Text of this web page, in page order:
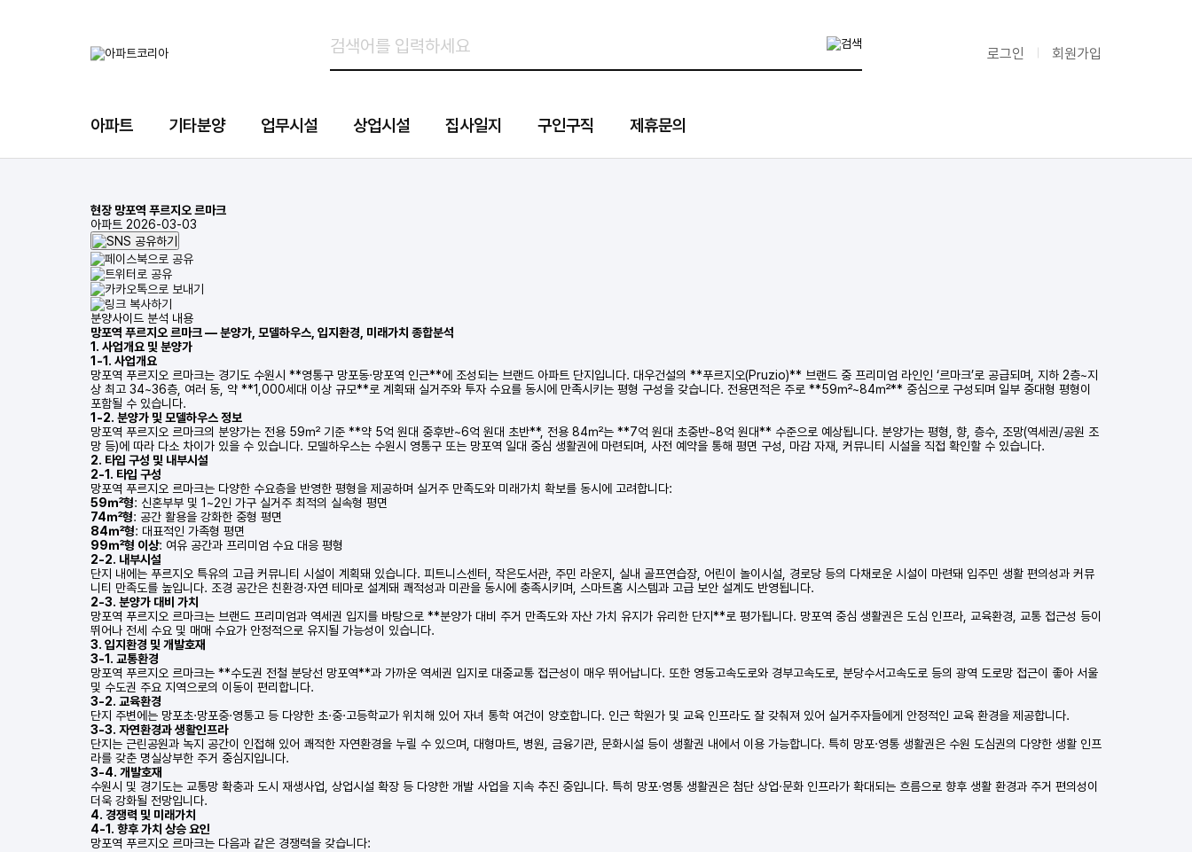
로그인 회원가입
아파트 기타분양 업무시설 상업시설 집사일지 구인구직 제휴문의
현장 망포역 푸르지오 르마크
아파트 2026-03-03
분양사이드 분석 내용
망포역 푸르지오 르마크 — 분양가, 모델하우스, 입지환경, 미래가치 종합분석
1. 사업개요 및 분양가
1-1. 사업개요
망포역 푸르지오 르마크는 경기도 수원시 **영통구 망포동·망포역 인근**에 조성되는 브랜드 아파트 단지입니다. 대우건설의 **푸르지오(Pruzio)** 브랜드 중 프리미엄 라인인 ‘르마크’로 공급되며, 지하 2층~지
상 최고 34~36층, 여러 동, 약 **1,000세대 이상 규모**로 계획돼 실거주와 투자 수요를 동시에 만족시키는 평형 구성을 갖습니다. 전용면적은 주로 **59㎡~84㎡** 중심으로 구성되며 일부 중대형 평형이
포함될 수 있습니다.
1-2. 분양가 및 모델하우스 정보
망포역 푸르지오 르마크의 분양가는 전용 59㎡ 기준 **약 5억 원대 중후반~6억 원대 초반**, 전용 84㎡는 **7억 원대 초중반~8억 원대** 수준으로 예상됩니다. 분양가는 평형, 향, 층수, 조망(역세권/공원 조
망 등)에 따라 다소 차이가 있을 수 있습니다. 모델하우스는 수원시 영통구 또는 망포역 일대 중심 생활권에 마련되며, 사전 예약을 통해 평면 구성, 마감 자재, 커뮤니티 시설을 직접 확인할 수 있습니다.
2. 타입 구성 및 내부시설
2-1. 타입 구성
망포역 푸르지오 르마크는 다양한 수요층을 반영한 평형을 제공하며 실거주 만족도와 미래가치 확보를 동시에 고려합니다:
59㎡형: 신혼부부 및 1~2인 가구 실거주 최적의 실속형 평면
74㎡형: 공간 활용을 강화한 중형 평면
84㎡형: 대표적인 가족형 평면
99㎡형 이상: 여유 공간과 프리미엄 수요 대응 평형
2-2. 내부시설
단지 내에는 푸르지오 특유의 고급 커뮤니티 시설이 계획돼 있습니다. 피트니스센터, 작은도서관, 주민 라운지, 실내 골프연습장, 어린이 놀이시설, 경로당 등의 다채로운 시설이 마련돼 입주민 생활 편의성과 커뮤
니티 만족도를 높입니다. 조경 공간은 친환경·자연 테마로 설계돼 쾌적성과 미관을 동시에 충족시키며, 스마트홈 시스템과 고급 보안 설계도 반영됩니다.
2-3. 분양가 대비 가치
망포역 푸르지오 르마크는 브랜드 프리미엄과 역세권 입지를 바탕으로 **분양가 대비 주거 만족도와 자산 가치 유지가 유리한 단지**로 평가됩니다. 망포역 중심 생활권은 도심 인프라, 교육환경, 교통 접근성 등이
뛰어나 전세 수요 및 매매 수요가 안정적으로 유지될 가능성이 있습니다.
3. 입지환경 및 개발호재
3-1. 교통환경
망포역 푸르지오 르마크는 **수도권 전철 분당선 망포역**과 가까운 역세권 입지로 대중교통 접근성이 매우 뛰어납니다. 또한 영동고속도로와 경부고속도로, 분당수서고속도로 등의 광역 도로망 접근이 좋아 서울
및 수도권 주요 지역으로의 이동이 편리합니다.
3-2. 교육환경
단지 주변에는 망포초·망포중·영통고 등 다양한 초·중·고등학교가 위치해 있어 자녀 통학 여건이 양호합니다. 인근 학원가 및 교육 인프라도 잘 갖춰져 있어 실거주자들에게 안정적인 교육 환경을 제공합니다.
3-3. 자연환경과 생활인프라
단지는 근린공원과 녹지 공간이 인접해 있어 쾌적한 자연환경을 누릴 수 있으며, 대형마트, 병원, 금융기관, 문화시설 등이 생활권 내에서 이용 가능합니다. 특히 망포·영통 생활권은 수원 도심권의 다양한 생활 인프
라를 갖춘 명실상부한 주거 중심지입니다.
3-4. 개발호재
수원시 및 경기도는 교통망 확충과 도시 재생사업, 상업시설 확장 등 다양한 개발 사업을 지속 추진 중입니다. 특히 망포·영통 생활권은 첨단 상업·문화 인프라가 확대되는 흐름으로 향후 생활 환경과 주거 편의성이
더욱 강화될 전망입니다.
4. 경쟁력 및 미래가치
4-1. 향후 가치 상승 요인
망포역 푸르지오 르마크는 다음과 같은 경쟁력을 갖습니다: